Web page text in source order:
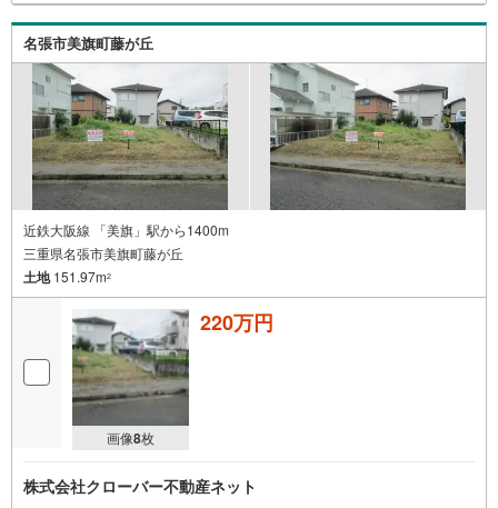
名張市美旗町藤が丘
近鉄大阪線 「美旗」駅から1400m
三重県名張市美旗町藤が丘
土地151.97m2
画像8枚
220万円
株式会社クローバー不動産ネット